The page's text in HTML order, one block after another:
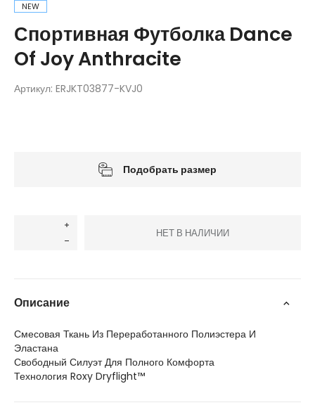
NEW
Спортивная Футболка Dance
Of Joy Anthracite
Артикул: ERJKT03877-KVJ0
Подобрать размер
НЕТ В НАЛИЧИИ
Описание
Смесовая Ткань Из Переработанного Полиэстера И
Эластана
Свободный Силуэт Для Полного Комфорта
Технология Roxy Dryflight™